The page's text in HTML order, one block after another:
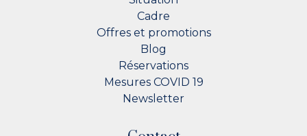
Cadre
Offres et promotions
Blog
Réservations
Mesures COVID 19
Newsletter